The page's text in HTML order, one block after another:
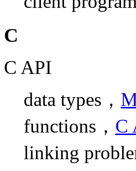
C
C API
data types，
functions， C
linking